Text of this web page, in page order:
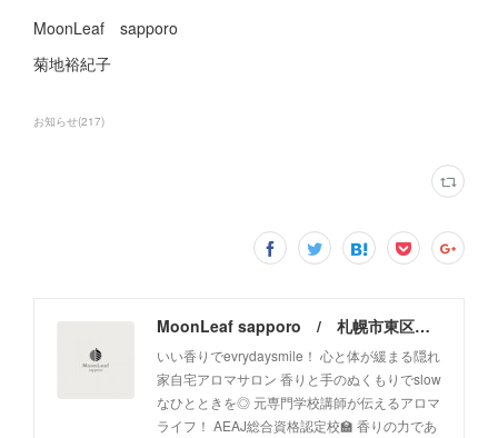
MoonLeaf sapporo
菊地裕紀子
お知らせ(217)
MoonLeaf sapporo / 札幌市東区の100種類以上の香りが楽しめるアロマスクール＆トリートメントサロン
いい香りでevrydaysmile！ 心と体が緩まる隠れ
家自宅アロマサロン 香りと手のぬくもりでslow
なひとときを◎ 元専門学校講師が伝えるアロマ
ライフ！ AEAJ総合資格認定校🏫 香りの力であ